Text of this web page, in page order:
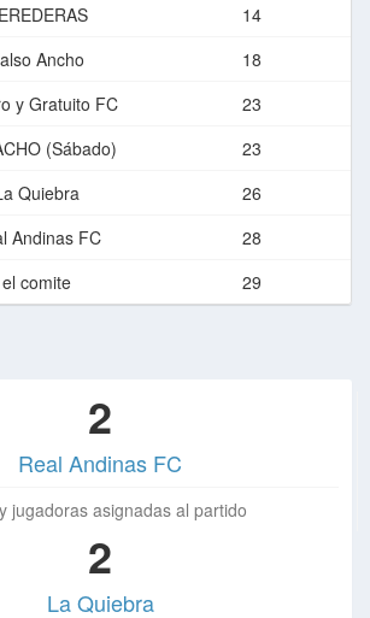
14
Ancho
18
y Gratuito FC
23
(Sábado)
23
Quiebra
26
Andinas FC
28
el comite 29
2
Real Andinas FC
jugadoras asignadas al partido
2
La Quiebra